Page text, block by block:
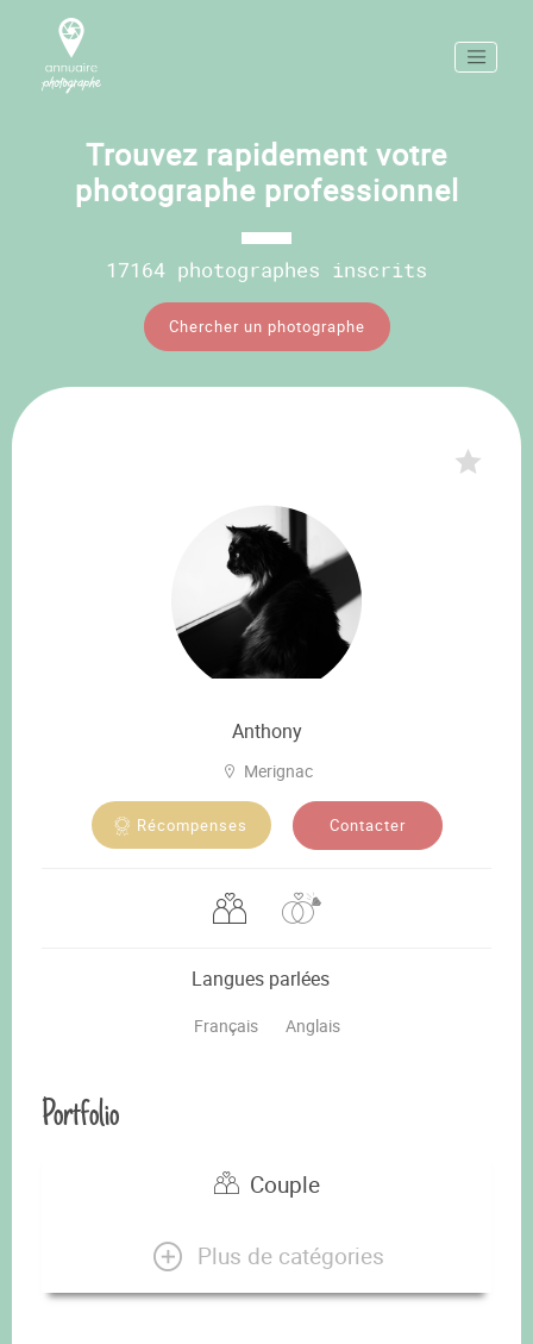
Trouvez rapidement votre
photographe professionnel
17164 photographes inscrits
Chercher un photographe
Anthony
Merignac
Récompenses Contacter
Langues parlées
Français Anglais
Portfolio
Couple
Plus de catégories